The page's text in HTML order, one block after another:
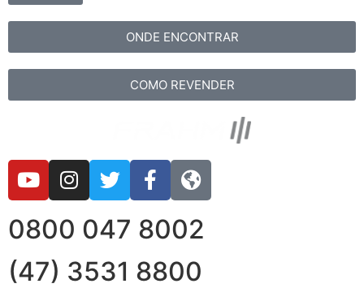
ONDE ENCONTRAR
COMO REVENDER
0800 047 8002
(47) 3531 8800